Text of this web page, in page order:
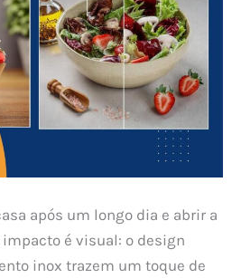
após um longo dia e abrir a
é visual: o design
inox trazem um toque de